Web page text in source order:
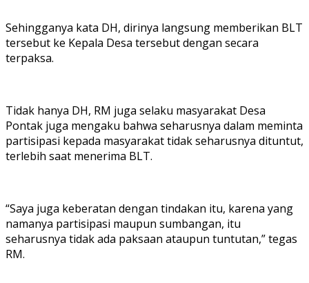
Sehingganya kata DH, dirinya langsung memberikan BLT
tersebut ke Kepala Desa tersebut dengan secara
terpaksa.
Tidak hanya DH, RM juga selaku masyarakat Desa
Pontak juga mengaku bahwa seharusnya dalam meminta
partisipasi kepada masyarakat tidak seharusnya dituntut,
terlebih saat menerima BLT.
“Saya juga keberatan dengan tindakan itu, karena yang
namanya partisipasi maupun sumbangan, itu
seharusnya tidak ada paksaan ataupun tuntutan,” tegas
RM.